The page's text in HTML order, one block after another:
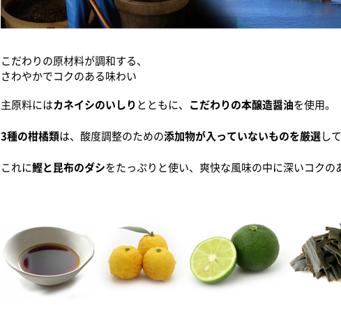
こだわりの原材料が調和する、
さわやかでコクのある味わい
主原料にはカネイシのいしりとともに、 こだわりの本醸造醤油を使用。
3種の柑橘類は、酸度調整のための添加物が入っていないものを厳選し
これに鰹と昆布のダシをたっぷりと使い、爽快な風味の中に深いコク